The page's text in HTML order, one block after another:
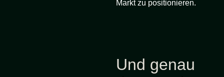
Markt zu positionieren.
Und genau